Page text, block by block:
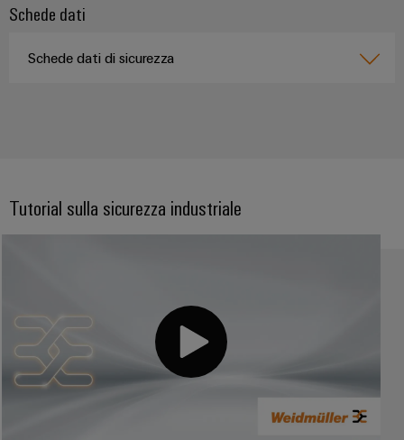
Schede dati
Schede dati di sicurezza
Tutorial sulla sicurezza industriale